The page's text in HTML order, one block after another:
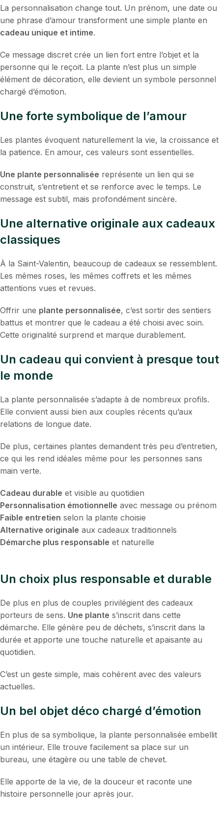
La personnalisation change tout. Un prénom, une date ou
une phrase d’amour transforment une simple plante en
cadeau unique et intime.
Ce message discret crée un lien fort entre l’objet et la
personne qui le reçoit. La plante n’est plus un simple
élément de décoration, elle devient un symbole personnel
chargé d’émotion.
Une forte symbolique de l’amour
Les plantes évoquent naturellement la vie, la croissance et
la patience. En amour, ces valeurs sont essentielles.
Une plante personnalisée représente un lien qui se
construit, s’entretient et se renforce avec le temps. Le
message est subtil, mais profondément sincère.
Une alternative originale aux cadeaux
classiques
À la Saint-Valentin, beaucoup de cadeaux se ressemblent.
Les mêmes roses, les mêmes coffrets et les mêmes
attentions vues et revues.
Offrir une plante personnalisée, c’est sortir des sentiers
battus et montrer que le cadeau a été choisi avec soin.
Cette originalité surprend et marque durablement.
Un cadeau qui convient à presque tout
le monde
La plante personnalisée s’adapte à de nombreux profils.
Elle convient aussi bien aux couples récents qu’aux
relations de longue date.
De plus, certaines plantes demandent très peu d’entretien,
ce qui les rend idéales même pour les personnes sans
main verte.
Cadeau durable et visible au quotidien
Personnalisation émotionnelle avec message ou prénom
Faible entretien selon la plante choisie
Alternative originale aux cadeaux traditionnels
Démarche plus responsable et naturelle
Un choix plus responsable et durable
De plus en plus de couples privilégient des cadeaux
porteurs de sens. Une plante s’inscrit dans cette
démarche. Elle génère peu de déchets, s’inscrit dans la
durée et apporte une touche naturelle et apaisante au
quotidien.
C’est un geste simple, mais cohérent avec des valeurs
actuelles.
Un bel objet déco chargé d’émotion
En plus de sa symbolique, la plante personnalisée embellit
un intérieur. Elle trouve facilement sa place sur un
bureau, une étagère ou une table de chevet.
Elle apporte de la vie, de la douceur et raconte une
histoire personnelle jour après jour.